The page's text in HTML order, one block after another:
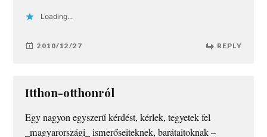
Loading...
2010/12/27 REPLY
Itthon-otthonról
Egy nagyon egyszerű kérdést, kérlek, tegyetek fel
_magyarországi_ ismerőseiteknek, barátaitoknak –